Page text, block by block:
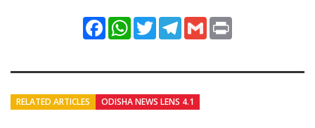
FacebookWhatsApp
TwitterTelegram
Gmail
RELATED ARTICLES ODISHA NEWS LENS 4.1